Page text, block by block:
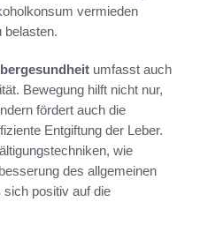
vermieden
belasten.
umfasst auch
Bewegung hilft nicht nur,
fördert auch die
Entgiftung der Leber.
wie
des allgemeinen
sich positiv auf die